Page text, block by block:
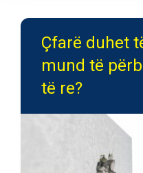
Çfarë duhet
mund të
të re?